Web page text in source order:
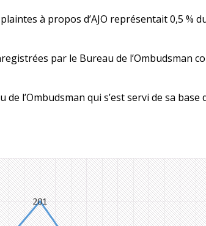
à propos d’AJO représentait 0,5 %
par le Bureau de l’Ombudsman
l’Ombudsman qui s’est servi de sa